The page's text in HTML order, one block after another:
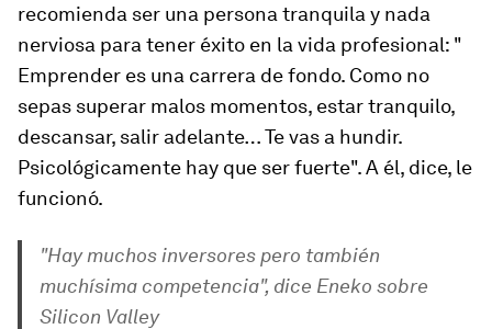
recomienda ser una persona tranquila y nada
nerviosa para tener éxito en la vida profesional: "
Emprender es una carrera de fondo. Como no
sepas superar malos momentos, estar tranquilo,
descansar, salir adelante… Te vas a hundir.
Psicológicamente hay que ser fuerte". A él, dice, le
funcionó.
"Hay muchos inversores pero también
muchísima competencia", dice Eneko sobre
Silicon Valley